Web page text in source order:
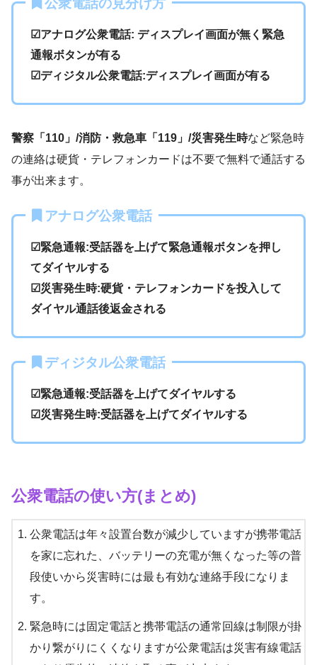
☑アナログ公衆電話: ディスプレイ画面が無く緊急
通報ボタンが有る
☑ディジタル公衆電話:ディスプレイ画面が有る
警察「110」/消防・救急車「119」/災害発生時など緊急時
の連絡は硬貨・テレフォンカードは不要で無料で通話する
事が出来ます。
アナログ公衆電話
☑緊急通報:受話器を上げて緊急通報ボタンを押し
てダイヤルする
☑災害発生時:硬貨・テレフォンカードを投入して
ダイヤル通話後返金される
ディジタル公衆電話
☑緊急通報:受話器を上げてダイヤルする
☑災害発生時:受話器を上げてダイヤルする
公衆電話の使い方(まとめ)
公衆電話は年々設置台数が減少していますが携帯電話
を家に忘れた、バッテリーの充電が無くなった等の普
段使いから災害時には最も有効な連絡手段になりま
す。
緊急時には固定電話と携帯電話の通常回線は制限が掛
かり繋がりにくくなりますが公衆電話は災害有線電話